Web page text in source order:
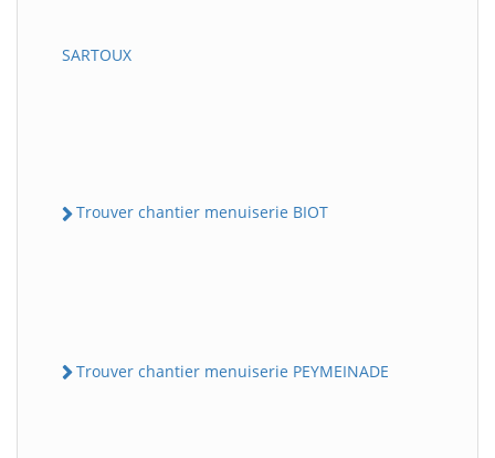
SARTOUX
Trouver chantier menuiserie BIOT
Trouver chantier menuiserie PEYMEINADE